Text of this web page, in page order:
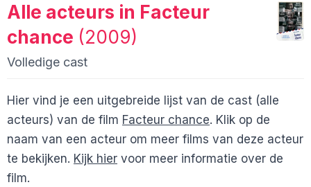
Alle acteurs in Facteur
chance (2009)
Volledige cast
Hier vind je een uitgebreide lijst van de cast (alle
acteurs) van de film Facteur chance. Klik op de
naam van een acteur om meer films van deze acteur
te bekijken. Kijk hier voor meer informatie over de
film.